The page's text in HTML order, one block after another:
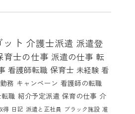
ト 介護士派遣 派遣登
育士の仕事 派遣の仕事 転
看護師転職 保育士 未経験 看
務 キャンペーン 看護師の転職
職 紹介予定派遣 保育の仕事 介
得 日記 派遣と正社員 ブラック施設 准